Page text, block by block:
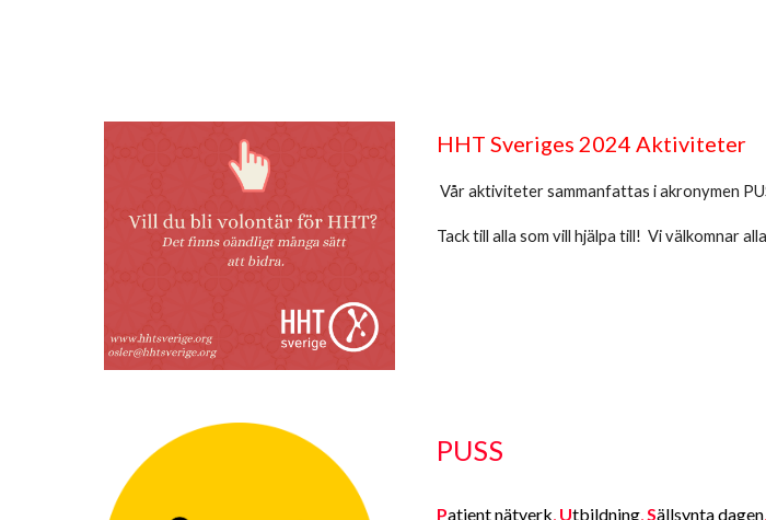
HHT Sveriges 2024 Aktiviteter
Vår aktiviteter sammanfattas i akronymen
Tack till alla som vill hjälpa till! Vi välkomnar
PUSS
Patient nätverk, Utbildning,Sällsynta dagen,